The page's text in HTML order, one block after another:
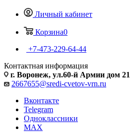
Личный кабинет
Корзина0
+7-473-229-64-44
Контактная информация
г. Воронеж, ул.60-й Армии дом 21
2667655@sredi-cvetov-vrn.ru
Вконтакте
Telegram
Одноклассники
MAX